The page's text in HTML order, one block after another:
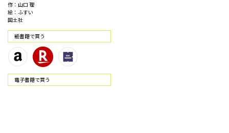
作：山口 理
絵：ふすい
国土社
紙書籍で買う
電⼦書籍で買う